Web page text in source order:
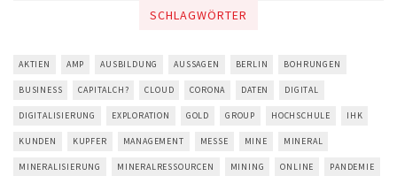
SCHLAGWÖRTER
AKTIEN AMP AUSBILDUNG AUSSAGEN BERLIN BOHRUNGEN
BUSINESS CAPITALCH? CLOUD CORONA DATEN DIGITAL
DIGITALISIERUNG EXPLORATION GOLD GROUP HOCHSCHULE IHK
KUNDEN KUPFER MANAGEMENT MESSE MINE MINERAL
MINERALISIERUNG MINERALRESSOURCEN MINING ONLINE PANDEMIE